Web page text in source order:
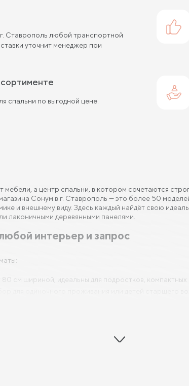
Ставрополь любой транспортной
уточнит менеджер при
спальни по выгодной цене.
мебели, а центр спальни, в котором сочетаются
Сонум в г. Ставрополь — это более 50
и внешнему виду. Здесь каждый найдёт свою
лаконичными деревянными панелями.
интерьер и запрос
см шириной, идеальны для подростков, компактных